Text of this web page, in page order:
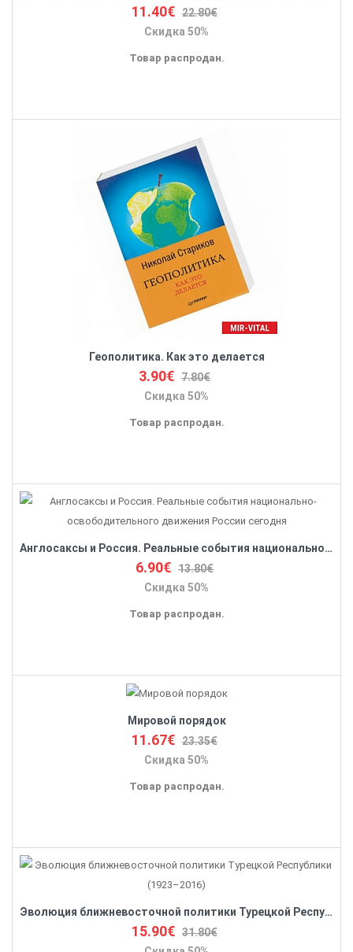
11.40€ 22.80€
Скидка 50%
Товар распродан.
Геополитика. Как это делается
3.90€ 7.80€
Скидка 50%
Товар распродан.
Англосаксы и Россия. Реальные события национально-освободительного движения России сегодня
6.90€ 13.80€
Скидка 50%
Товар распродан.
Мировой порядок
11.67€ 23.35€
Скидка 50%
Товар распродан.
Эволюция ближневосточной политики Турецкой Республики (1923–2016)
15.90€ 31.80€